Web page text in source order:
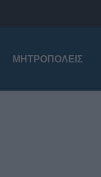
ΜΗΤΡΟΠΌΛΕΙΣ